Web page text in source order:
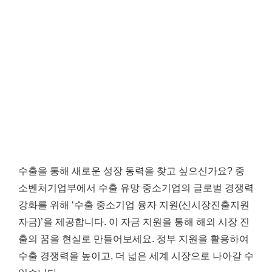
수출을 통해 새로운 성장 동력을 찾고 싶으신가요? 중
소벤처기업부에서 수출 유망 중소기업의 글로벌 경쟁력
강화를 위해 ‘수출 중소기업 융자 지원(신시장진출지원
자금)’을 제공합니다. 이 자금 지원을 통해 해외 시장 진
출의 꿈을 현실로 만들어보세요. 정부 지원을 활용하여
수출 경쟁력을 높이고, 더 넓은 세계 시장으로 나아갈 수